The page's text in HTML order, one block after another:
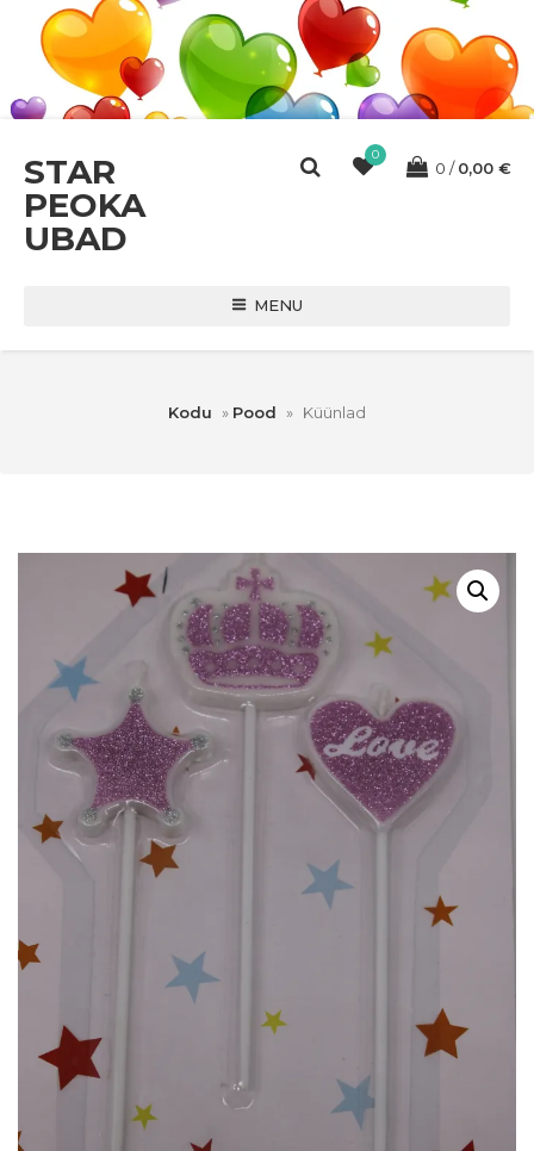
STAR
PEOKA
UBAD
0
0 0,00 €
MENU
Kodu » Pood » Küünlad